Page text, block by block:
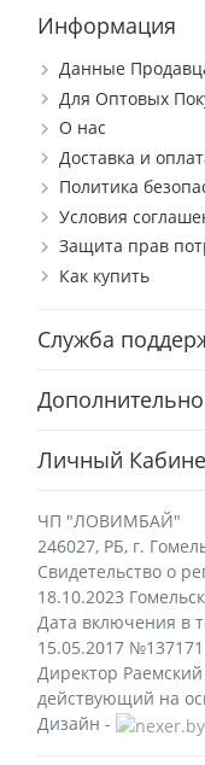
Информация
Данные
Для Оптовых
О нас
Доставка и
Политика
Условия
Защита прав
Как купить
Служба
Дополнительно
Личный
ЧП "ЛОВИМБАЙ"
246027, РБ, г.
Свидетельство о
18.10.2023
Дата включения в
15.05.2017 №137171
Директор
действующий на
Дизайн -